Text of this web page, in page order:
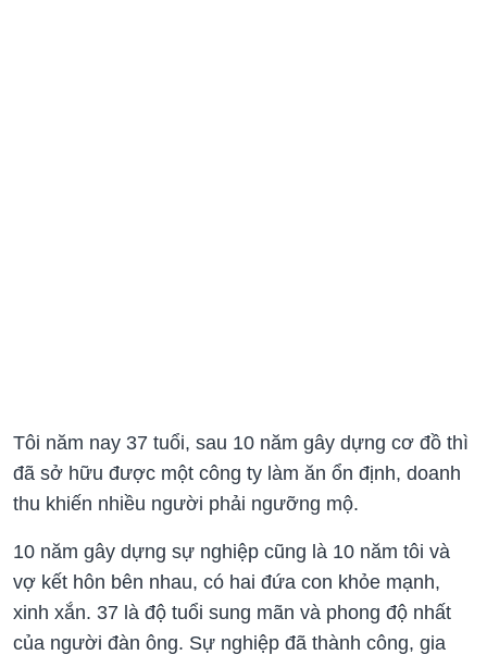
Tôi năm nay 37 tuổi, sau 10 năm gây dựng cơ đồ thì
đã sở hữu được một công ty làm ăn ổn định, doanh
thu khiến nhiều người phải ngưỡng mộ.
10 năm gây dựng sự nghiệp cũng là 10 năm tôi và
vợ kết hôn bên nhau, có hai đứa con khỏe mạnh,
xinh xắn. 37 là độ tuổi sung mãn và phong độ nhất
của người đàn ông. Sự nghiệp đã thành công, gia